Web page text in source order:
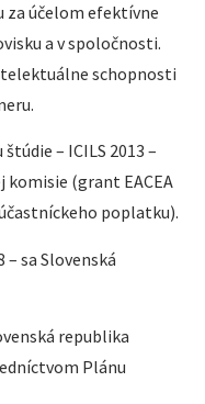
za účelom efektívne
a v spoločnosti.
schopnosti
– ICILS 2013 –
komisie (grant EACEA
poplatku).
– sa Slovenská
republika
Plánu